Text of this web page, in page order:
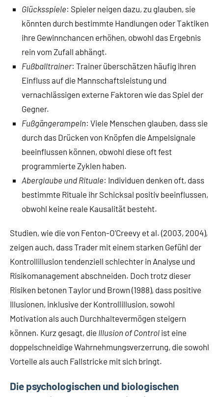
Glücksspiele: Spieler neigen dazu, zu glauben, sie
könnten durch bestimmte Handlungen oder Taktiken
ihre Gewinnchancen erhöhen, obwohl das Ergebnis
rein vom Zufall abhängt.
Fußballtrainer: Trainer überschätzen häufig ihren
Einfluss auf die Mannschaftsleistung und
vernachlässigen externe Faktoren wie das Spiel der
Gegner.
Fußgängerampeln: Viele Menschen glauben, dass sie
durch das Drücken von Knöpfen die Ampelsignale
beeinflussen können, obwohl diese oft fest
programmierte Zyklen haben.
Aberglaube und Rituale: Individuen denken oft, dass
bestimmte Rituale ihr Schicksal positiv beeinflussen,
obwohl keine reale Kausalität besteht.
Studien, wie die von Fenton-O’Creevy et al. (2003, 2004),
zeigen auch, dass Trader mit einem starken Gefühl der
Kontrollillusion tendenziell schlechter in Analyse und
Risikomanagement abschneiden. Doch trotz dieser
Risiken betonen Taylor und Brown (1988), dass positive
Illusionen, inklusive der Kontrollillusion, sowohl
Motivation als auch Durchhaltevermögen steigern
können. Kurz gesagt, die Illusion of Control ist eine
doppelschneidige Wahrnehmungsverzerrung, die sowohl
Vorteile als auch Fallstricke mit sich bringt.
Die psychologischen und biologischen